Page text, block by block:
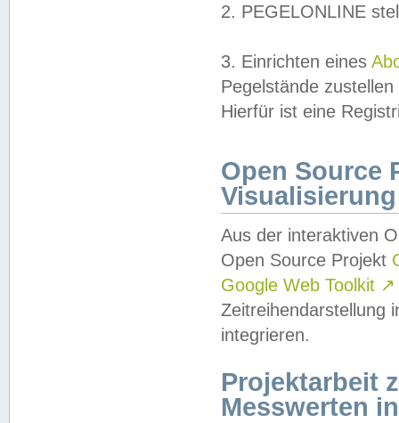
2. PEGELONLINE
3. Einrichten eines
Pegelstände
Hierfür ist eine
Open Source
Visualisierung
Aus der interaktiven
Open Source Projekt
Google Web Toolkit ↗
Zeitreihendarstellung
integrieren.
Projektarbeit
Messwerten